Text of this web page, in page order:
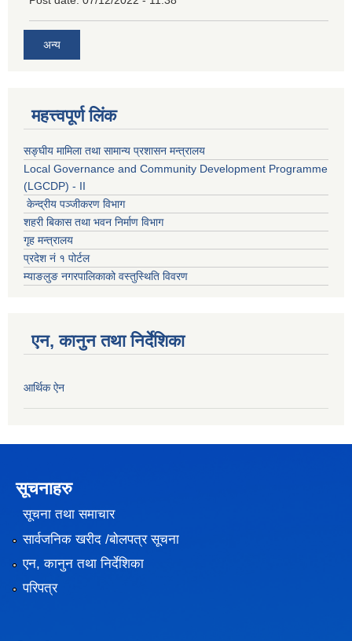
अन्य
महत्त्वपूर्ण लिंक
सङ्घीय मामिला तथा सामान्य प्रशासन मन्त्रालय
Local Governance and Community Development Programme
(LGCDP) - II
केन्द्रीय पञ्जीकरण विभाग
शहरी बिकास तथा भवन निर्माण विभाग
गृह मन्त्रालय
प्रदेश नं १ पोर्टल
म्याङलुङ नगरपालिकाको वस्तुस्थिति विवरण
एन, कानुन तथा निर्देशिका
आर्थिक ऐन
सूचनाहरु
सूचना तथा समाचार
सार्वजनिक खरीद /बोलपत्र सूचना
एन, कानुन तथा निर्देशिका
परिपत्र